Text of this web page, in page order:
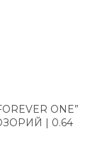
ONE”
| 0.64